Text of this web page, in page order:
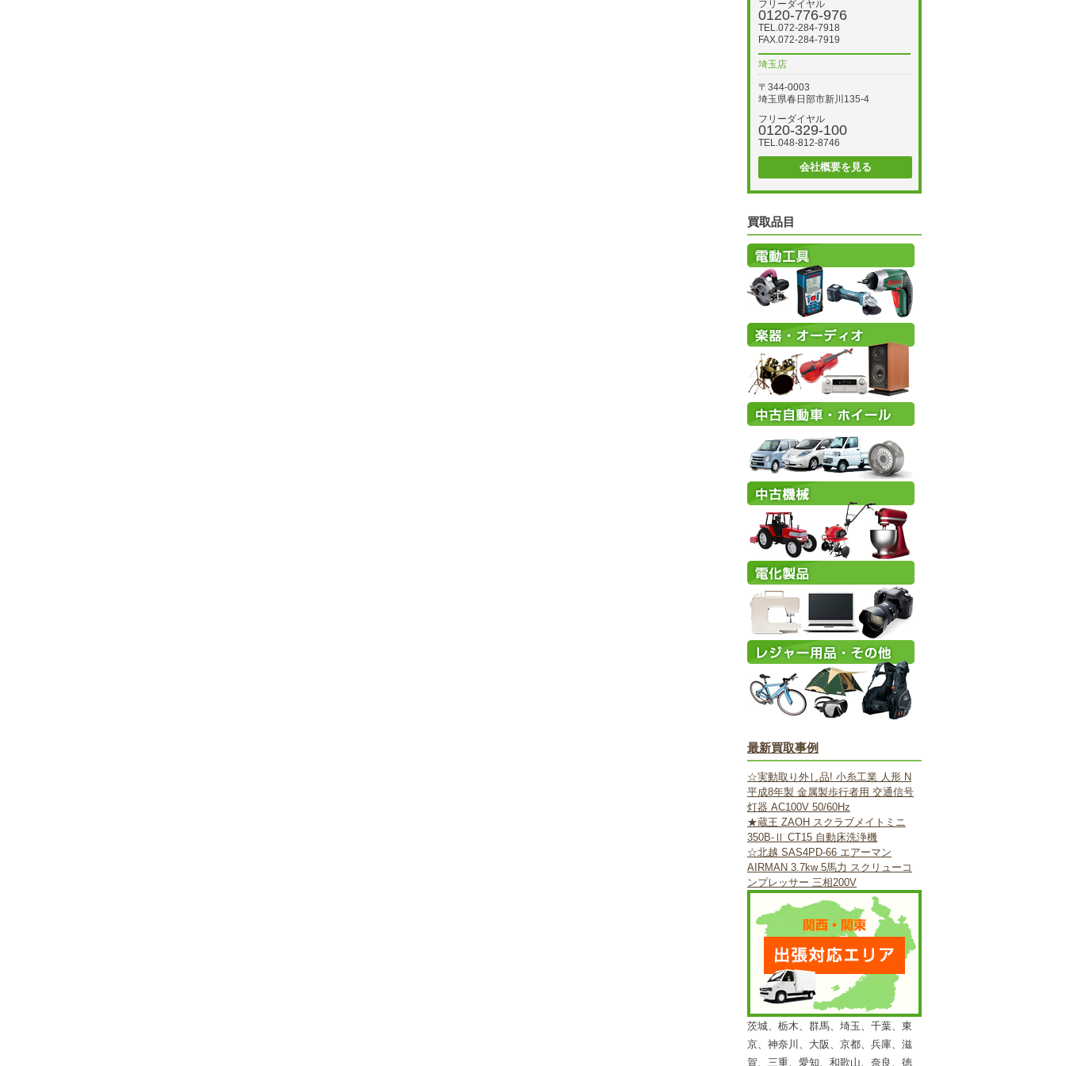
フリーダイヤル
0120-776-976
TEL.072-284-7918
FAX.072-284-7919
埼玉店
〒344-0003
埼玉県春日部市新川135-4
フリーダイヤル
0120-329-100
TEL.048-812-8746
会社概要を見る
買取品目
最新買取事例
☆実動取り外し品! 小糸工業 人形 N
平成8年製 金属製歩行者用 交通信号
灯器 AC100V 50/60Hz
★蔵王 ZAOH スクラブメイトミニ
350B-Ⅱ CT15 自動床洗浄機
☆北越 SAS4PD-66 エアーマン
AIRMAN 3.7kw 5馬力 スクリューコ
ンプレッサー 三相200V
茨城、栃木、群馬、埼玉、千葉、東
京、神奈川、大阪、京都、兵庫、滋
賀、三重、愛知、和歌山、奈良、徳